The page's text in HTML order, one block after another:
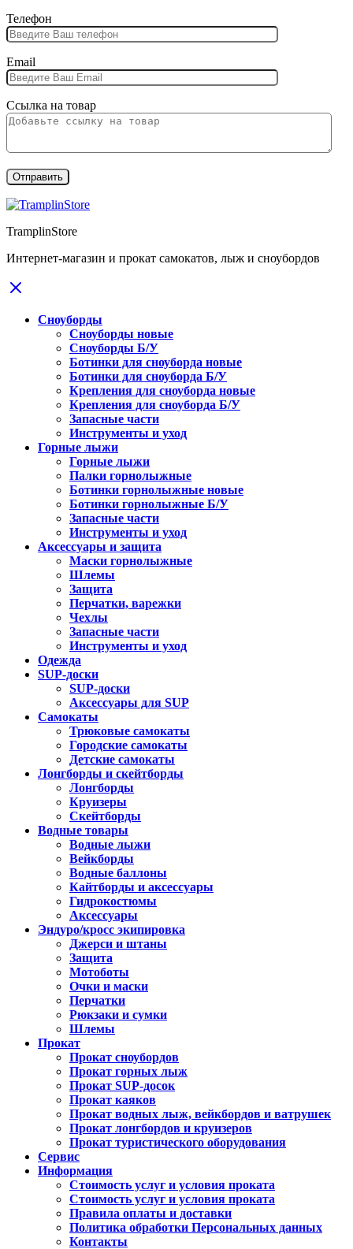
Телефон
Email
Ссылка на товар
TramplinStore
Интернет-магазин и прокат самокатов, лыж и сноубордов
Сноуборды
Сноуборды новые
Сноуборды Б/У
Ботинки для сноуборда новые
Ботинки для сноуборда Б/У
Крепления для сноуборда новые
Крепления для сноуборда Б/У
Запасные части
Инструменты и уход
Горные лыжи
Горные лыжи
Палки горнолыжные
Ботинки горнолыжные новые
Ботинки горнолыжные Б/У
Запасные части
Инструменты и уход
Аксессуары и защита
Маски горнолыжные
Шлемы
Защита
Перчатки, варежки
Чехлы
Запасные части
Инструменты и уход
Одежда
SUP-доски
SUP-доски
Аксессуары для SUP
Самокаты
Трюковые самокаты
Городские самокаты
Детские самокаты
Лонгборды и скейтборды
Лонгборды
Круизеры
Скейтборды
Водные товары
Водные лыжи
Вейкборды
Водные баллоны
Кайтборды и аксессуары
Гидрокостюмы
Аксессуары
Эндуро/кросс экипировка
Джерси и штаны
Защита
Мотоботы
Очки и маски
Перчатки
Рюкзаки и сумки
Шлемы
Прокат
Прокат сноубордов
Прокат горных лыж
Прокат SUP-досок
Прокат каяков
Прокат водных лыж, вейкбордов и ватрушек
Прокат лонгбордов и круизеров
Прокат туристического оборудования
Сервис
Информация
Стоимость услуг и условия проката
Стоимость услуг и условия проката
Правила оплаты и доставки
Политика обработки Персональных данных
Контакты